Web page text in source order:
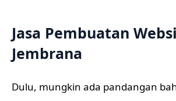
Jasa Pembuatan
Jembrana
Dulu, mungkin ada pandangan